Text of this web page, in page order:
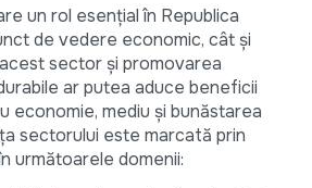
un rol esențial în Republica
de vedere economic, cât și
sector și promovarea
ar putea aduce beneficii
economie, mediu și bunăstarea
sectorului este marcată prin
următoarele domenii: